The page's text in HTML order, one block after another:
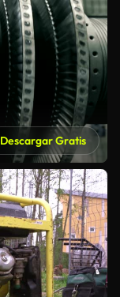
Descargar Gratis